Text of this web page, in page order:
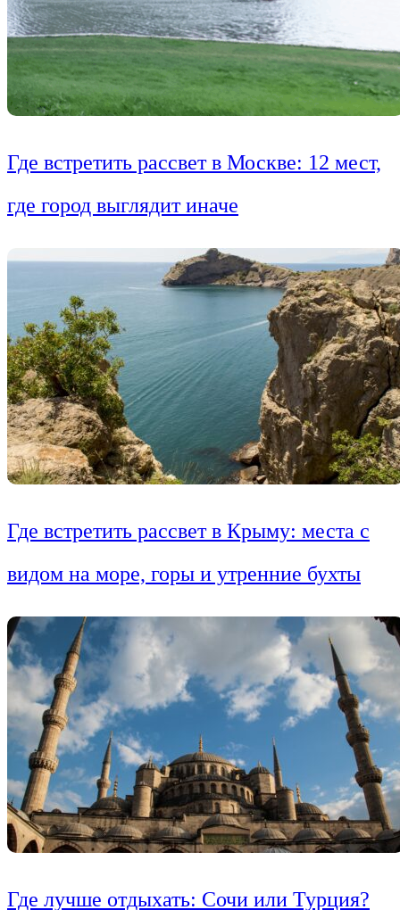
Где встретить рассвет в Москве: 12 мест,
где город выглядит иначе
Где встретить рассвет в Крыму: места с
видом на море, горы и утренние бухты
Где лучше отдыхать: Сочи или Турция?